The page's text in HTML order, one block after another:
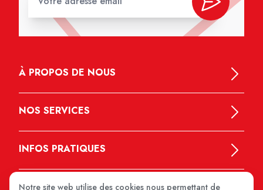
À PROPOS DE NOUS
NOS SERVICES
INFOS PRATIQUES
Notre site web utilise des cookies nous permettant de